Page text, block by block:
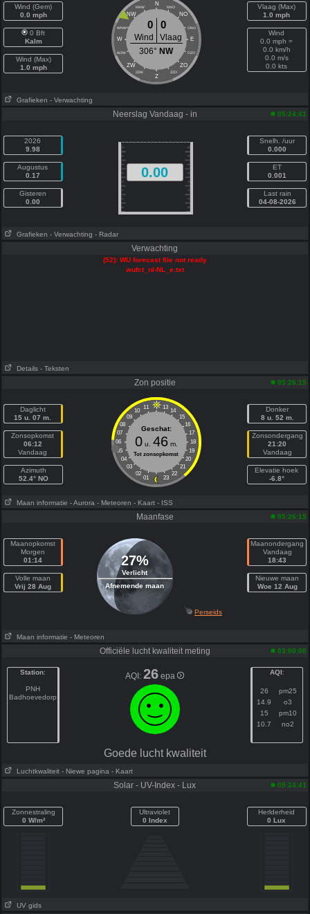
Wind (Gem)
0.0 mph
0 Bft
Kalm
Wind (Max)
1.0 mph
N
NNW NNO
NW NO
WNW ONO
W E
WZW OZO
ZW ZO
ZZW ZZO
Z
0 0
Wind
Vlaag
306° NW
Vlaag (Max)
1.0 mph
Wind
0.0 mph =
0.0 km/h
0.0 m/s
0.0 kts
Grafieken - Verwachting
Neerslag Vandaag - in 05:24:41
2026
9.98
Augustus
0.17
Gisteren
0.00
0.00
Snelh. /uur
0.000
ET
0.001
Last rain
04-08-2026
Grafieken - Verwachting - Radar
Verwachting
(52): WU forecast file not ready
wufct_nl-NL_e.txt
Details - Teksten
Zon positie 05:26:15
Daglicht
15 u. 07 m.
Zonsopkomst
06:12
Vandaag
Azimuth
52.4° NO
11 13
10
14
09
15
08
16
07
17
06
18
05
19
04
20
03
21
02
22
01 23
Geschat:
0u. 46m.
Tot zonsopkomst
Donker
8 u. 52 m.
Zonsondergang
21:20
Vandaag
Elevatie hoek
-6.8°
Maan informatie - Aurora - Meteoren - Kaart - ISS
Maanfase 05:26:15
Maanopkomst
Morgen
01:14
Volle maan
Vrij 28 Aug
27%
Verlicht
Afnemende maan
Maanondergang
Vandaag
18:43
Nieuwe maan
Woe 12 Aug
Perseids
Maan informatie - Meteoren
Officiële lucht kwaliteit meting 03:00:00
Station:
PNH
Badhoevedorp
AQI:26 epa AQI:
26
pm25
14.9
o3
15
pm10
10.7
no2
Goede lucht kwaliteit
Luchtkwaliteit - Niewe pagina - Kaart
Solar - UV-Index - Lux 05:24:41
Zonnestraling
0 W/m²
Ultraviolet
0 Index
Herlderheid
0 Lux
UV gids